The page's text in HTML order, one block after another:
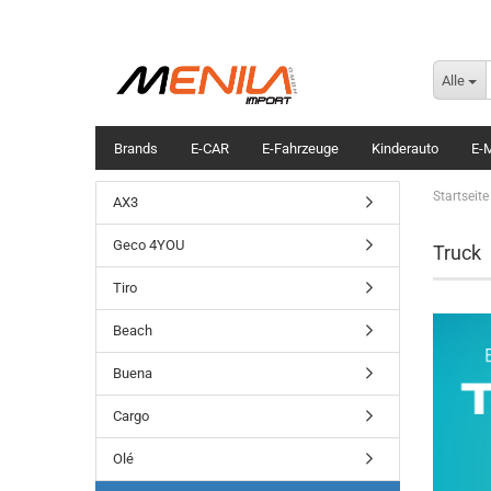
Alle
Brands E-CAR E-Fahrzeuge Kinderauto E-
Startseite
Truck
AX3
Geco 4YOU
Tiro
Beach
Buena
Cargo
Olé